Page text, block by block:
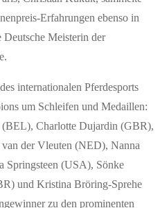
Erfahrungen ebenso in
Meisterin der
internationalen Pferdesports
um Schleifen und Medaillen:
Charlotte Dujardin (GBR),
der Vleuten (NED), Nanna
Springsteen (USA), Sönke
und Kristina Bröring-Sprehe
zu den prominenten